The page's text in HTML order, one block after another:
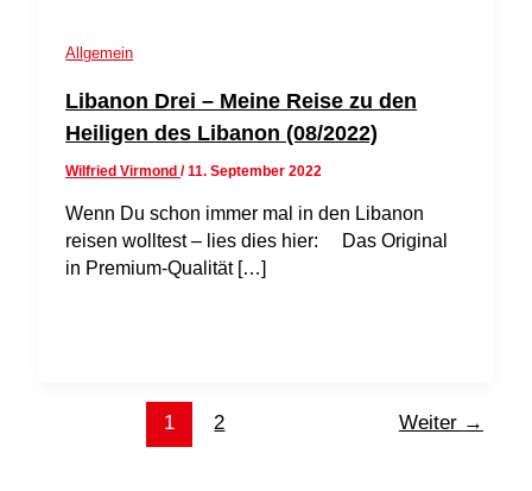
Allgemein
Libanon Drei – Meine Reise zu den
Heiligen des Libanon (08/2022)
Wilfried Virmond/11. September 2022
Wenn Du schon immer mal in den Libanon
reisen wolltest – lies dies hier: Das Original
in Premium-Qualität […]
1 2 Weiter →